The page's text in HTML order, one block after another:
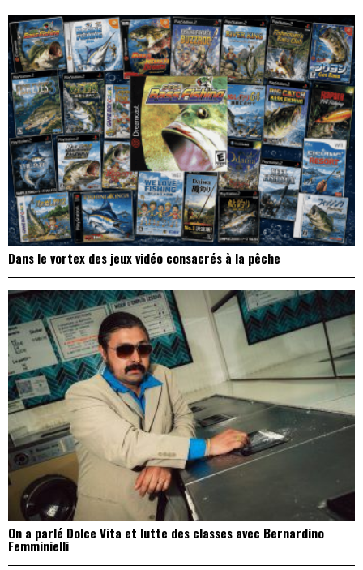
Dans le vortex des jeux vidéo consacrés à la pêche
On a parlé Dolce Vita et lutte des classes avec Bernardino
Femminielli